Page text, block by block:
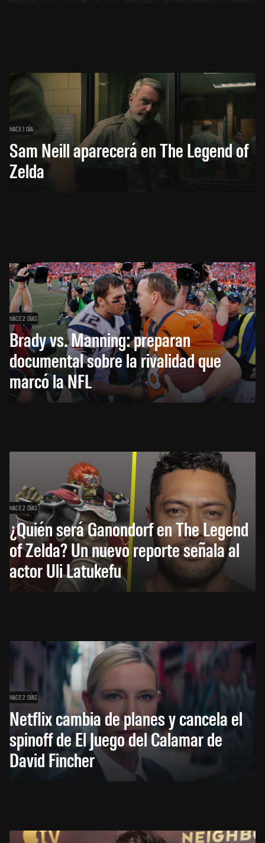
HACE 1 DÍA
Sam Neill aparecerá en The Legend of
Zelda
HACE 2 DÍAS
Brady vs. Manning: preparan
documental sobre la rivalidad que
marcó la NFL
HACE 2 DÍAS
¿Quién será Ganondorf en The Legend
of Zelda? Un nuevo reporte señala al
actor Uli Latukefu
HACE 2 DÍAS
Netflix cambia de planes y cancela el
spinoff de El Juego del Calamar de
David Fincher